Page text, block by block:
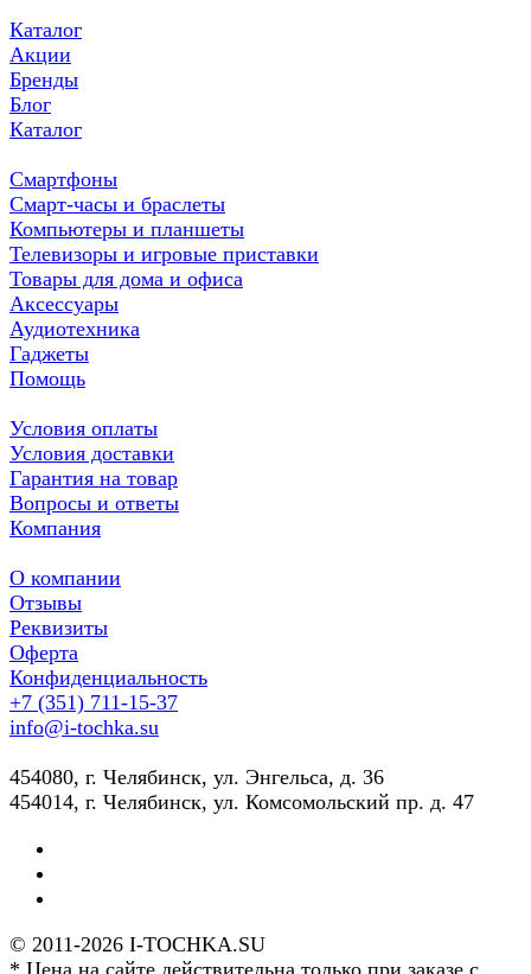
Каталог
Акции
Бренды
Блог
Каталог
Смартфоны
Смарт-часы и браслеты
Компьютеры и планшеты
Телевизоры и игровые приставки
Товары для дома и офиса
Аксессуары
Аудиотехника
Гаджеты
Помощь
Условия оплаты
Условия доставки
Гарантия на товар
Вопросы и ответы
Компания
О компании
Отзывы
Реквизиты
Оферта
Конфиденциальность
+7 (351) 711-15-37
info@i-tochka.su
​454080, г. Челябинск, ул. Энгельса, д. 36
454014, г. Челябинск, ул. Комсомольский пр. д. 47
© 2011-2026 I-TOCHKA.SU